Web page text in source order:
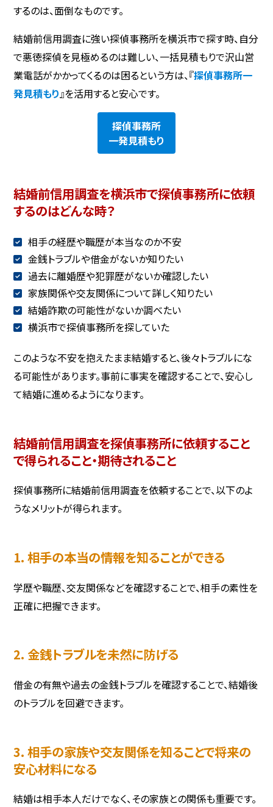
するのは、面倒なものです。
結婚前信用調査に強い探偵事務所を横浜市で探す時、自分
で悪徳探偵を見極めるのは難しい、一括見積もりで沢山営
業電話がかかってくるのは困るという方は、『探偵事務所一
発見積もり 』を活用すると安心です。
探偵事務所
一発見積もり
結婚前信用調査を横浜市で探偵事務所に依頼
するのはどんな時？
相手の経歴や職歴が本当なのか不安
金銭トラブルや借金がないか知りたい
過去に離婚歴や犯罪歴がないか確認したい
家族関係や交友関係について詳しく知りたい
結婚詐欺の可能性がないか調べたい
横浜市で探偵事務所を探していた
このような不安を抱えたまま結婚すると、後々トラブルにな
る可能性があります。事前に事実を確認することで、安心し
て結婚に進めるようになります。
結婚前信用調査を探偵事務所に依頼すること
で得られること・期待されること
探偵事務所に結婚前信用調査を依頼することで、以下のよ
うなメリットが得られます。
1. 相手の本当の情報を知ることができる
学歴や職歴、交友関係などを確認することで、相手の素性を
正確に把握できます。
2. 金銭トラブルを未然に防げる
借金の有無や過去の金銭トラブルを確認することで、結婚後
のトラブルを回避できます。
3. 相手の家族や交友関係を知ることで将来の
安心材料になる
結婚は相手本人だけでなく、その家族との関係も重要です。